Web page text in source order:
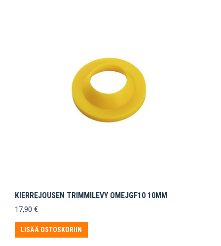
KIERREJOUSEN TRIMMILEVY OMEJGF10 10MM
17,90 €
LISÄÄ OSTOSKORIIN